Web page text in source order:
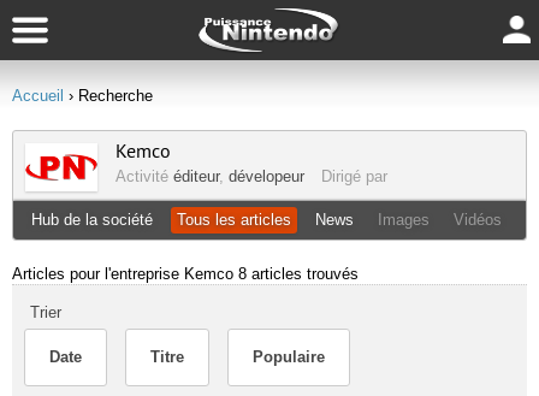
Accueil › Recherche
Kemco
Activité éditeur, dévelopeur Dirigé par
Hub de la société Tous les articles News Images Vidéos
Articles pour l'entreprise Kemco 8 articles trouvés
Trier
Date Titre Populaire